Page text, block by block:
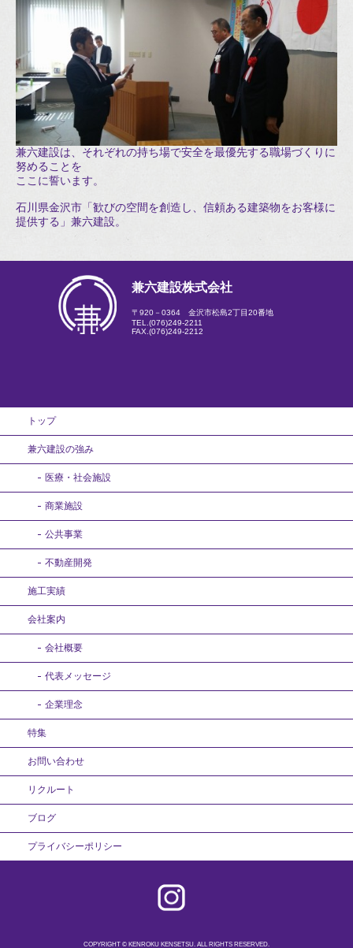
兼六建設は、それぞれの持ち場で安全を最優先する職場づくりに
努めることを
ここに誓います。
石川県金沢市「歓びの空間を創造し、信頼ある建築物をお客様に
提供する」兼六建設。
兼六建設株式会社
〒920－0364 金沢市松島2丁目20番地
TEL.(076)249-2211
FAX.(076)249-2212
トップ
兼六建設の強み
医療・社会施設
商業施設
公共事業
不動産開発
施工実績
会社案内
会社概要
代表メッセージ
企業理念
特集
お問い合わせ
リクルート
ブログ
プライバシーポリシー
COPYRIGHT © KENROKU KENSETSU. ALL RIGHTS RESERVED.